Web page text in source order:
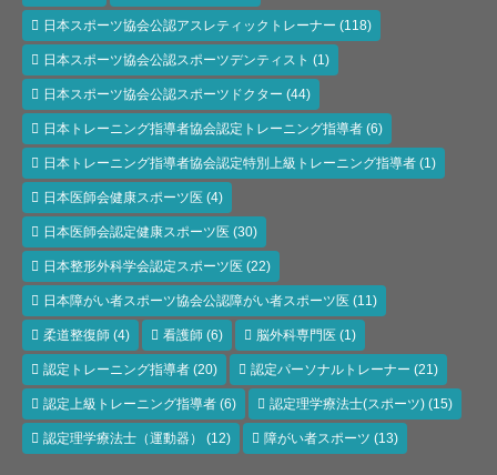
日本スポーツ協会公認アスレティックトレーナー (118)
日本スポーツ協会公認スポーツデンティスト (1)
日本スポーツ協会公認スポーツドクター (44)
日本トレーニング指導者協会認定トレーニング指導者 (6)
日本トレーニング指導者協会認定特別上級トレーニング指導者 (1)
日本医師会健康スポーツ医 (4)
日本医師会認定健康スポーツ医 (30)
日本整形外科学会認定スポーツ医 (22)
日本障がい者スポーツ協会公認障がい者スポーツ医 (11)
柔道整復師 (4) 看護師 (6) 脳外科専門医 (1)
認定トレーニング指導者 (20) 認定パーソナルトレーナー (21)
認定上級トレーニング指導者 (6) 認定理学療法士(スポーツ) (15)
認定理学療法士（運動器） (12) 障がい者スポーツ (13)